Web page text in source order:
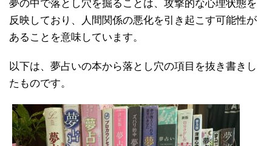
夢の中で落とし穴を掘ることは、攻撃的な心理状態を
反映しており、人間関係の悪化を引き起こす可能性が
あることを意味しています。
以下は、夢占いの本から落とし穴の項目を抜き書きし
たものです。